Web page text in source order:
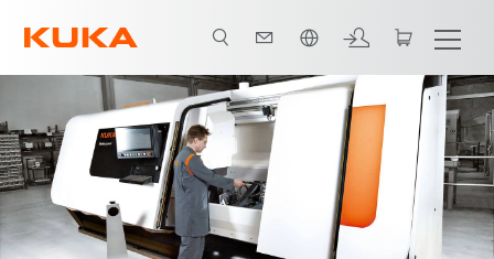
Portfolio Ke stažení